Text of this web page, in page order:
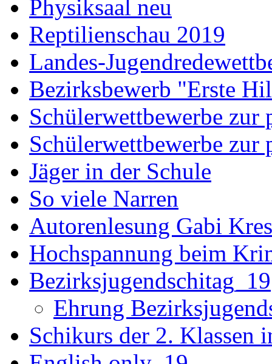
Physiksaal neu
Reptilienschau 2019
Landes-
Bezirksbewerb "Erste
Schülerwettbewerbe
Schülerwettbewerbe
Jäger in der Schule
So viele Narren
Autorenlesung Gabi
Hochspannung beim
Bezirksjugendschitag_19
Ehrung
Schikurs der 2. Klassen